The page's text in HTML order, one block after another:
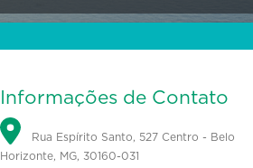
Informações de Contato
Rua Espírito Santo, 527 Centro - Belo
Horizonte, MG, 30160-031